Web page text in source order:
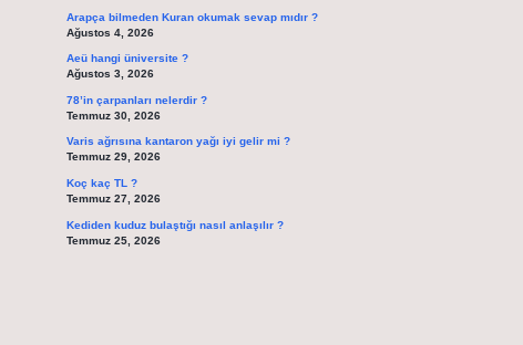
Arapça bilmeden Kuran okumak sevap mıdır ?
Ağustos 4, 2026
Aeü hangi üniversite ?
Ağustos 3, 2026
78’in çarpanları nelerdir ?
Temmuz 30, 2026
Varis ağrısına kantaron yağı iyi gelir mi ?
Temmuz 29, 2026
Koç kaç TL ?
Temmuz 27, 2026
Kediden kuduz bulaştığı nasıl anlaşılır ?
Temmuz 25, 2026